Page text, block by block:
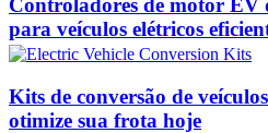
Controladores de motor EV
para veículos elétricos
Kits de conversão de
otimize sua frota hoje